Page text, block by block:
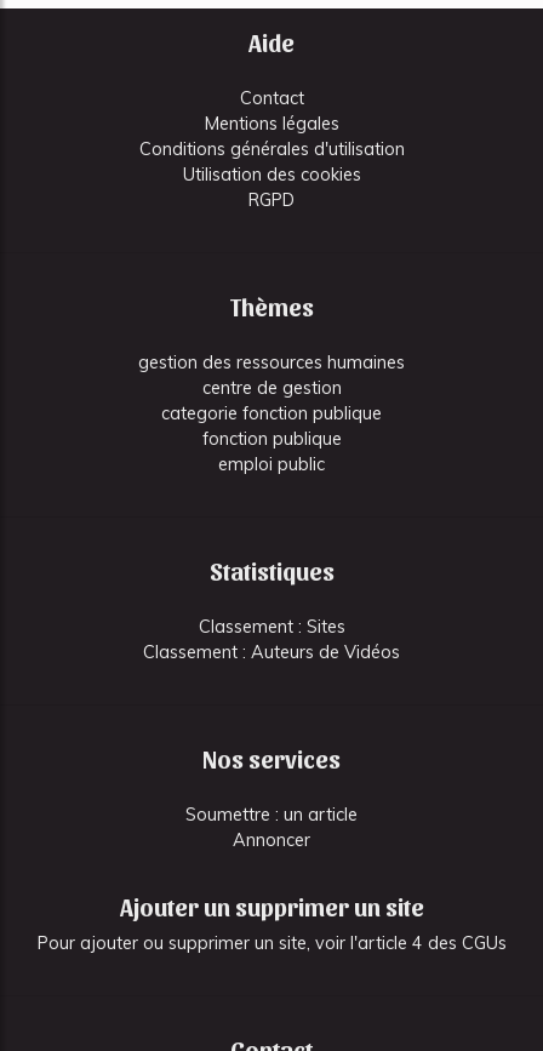
Aide
Contact
Mentions légales
Conditions générales d'utilisation
Utilisation des cookies
RGPD
Thèmes
gestion des ressources humaines
centre de gestion
categorie fonction publique
fonction publique
emploi public
Statistiques
Classement : Sites
Classement : Auteurs de Vidéos
Nos services
Soumettre : un article
Annoncer
Ajouter un supprimer un site
Pour ajouter ou supprimer un site, voir l'article 4 des CGUs